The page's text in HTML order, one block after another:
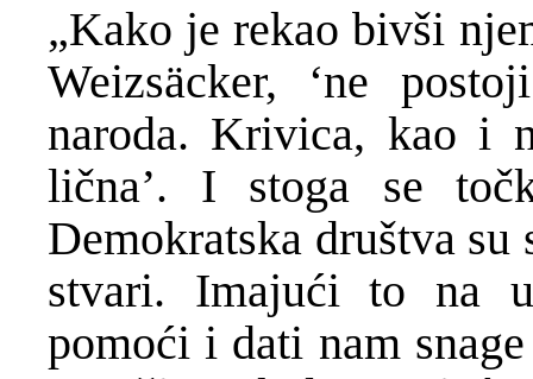
„Kako je rekao bivši
Weizsäcker, ‘ne
naroda. Krivica, kao i
lična’. I stoga se
Demokratska društva su
stvari. Imajući to na
pomoći i dati nam